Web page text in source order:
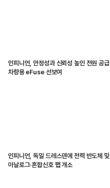
인피니언, 안정성과 신뢰성 높인 전원 공급
차량용 eFuse 선보여
인피니언, 독일 드레스덴에 전력 반도체 및
아날로그·혼합신호 팹 개소